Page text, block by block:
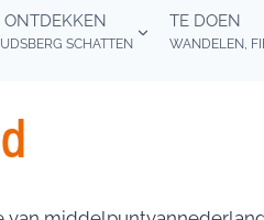
ONTDEKKEN
SCHATTEN
TE DOEN
WANDELEN,